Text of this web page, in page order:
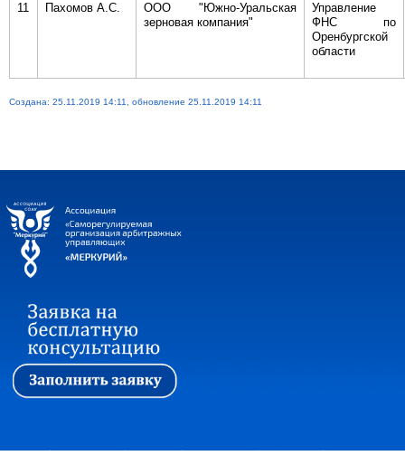
11 Пахомов А.С.
ООО "Южно-Уральская
зерновая компания"
Управление
ФНС по
Оренбургской
области
Создана: 25.11.2019 14:11, обновление 25.11.2019 14:11
Первая | Ассоциация | Новости | Стажировка | Обучение |